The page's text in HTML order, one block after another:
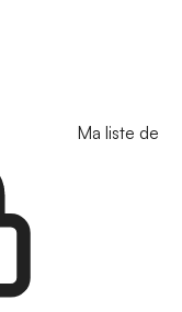
Ma liste de